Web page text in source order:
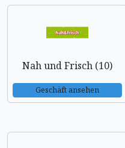
Nah und Frisch (10)
Geschäft ansehen